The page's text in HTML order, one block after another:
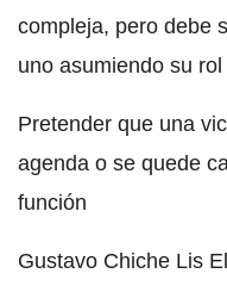
compleja, pero debe
uno asumiendo su rol
Pretender que una
agenda o se quede
función
Gustavo Chiche Lis